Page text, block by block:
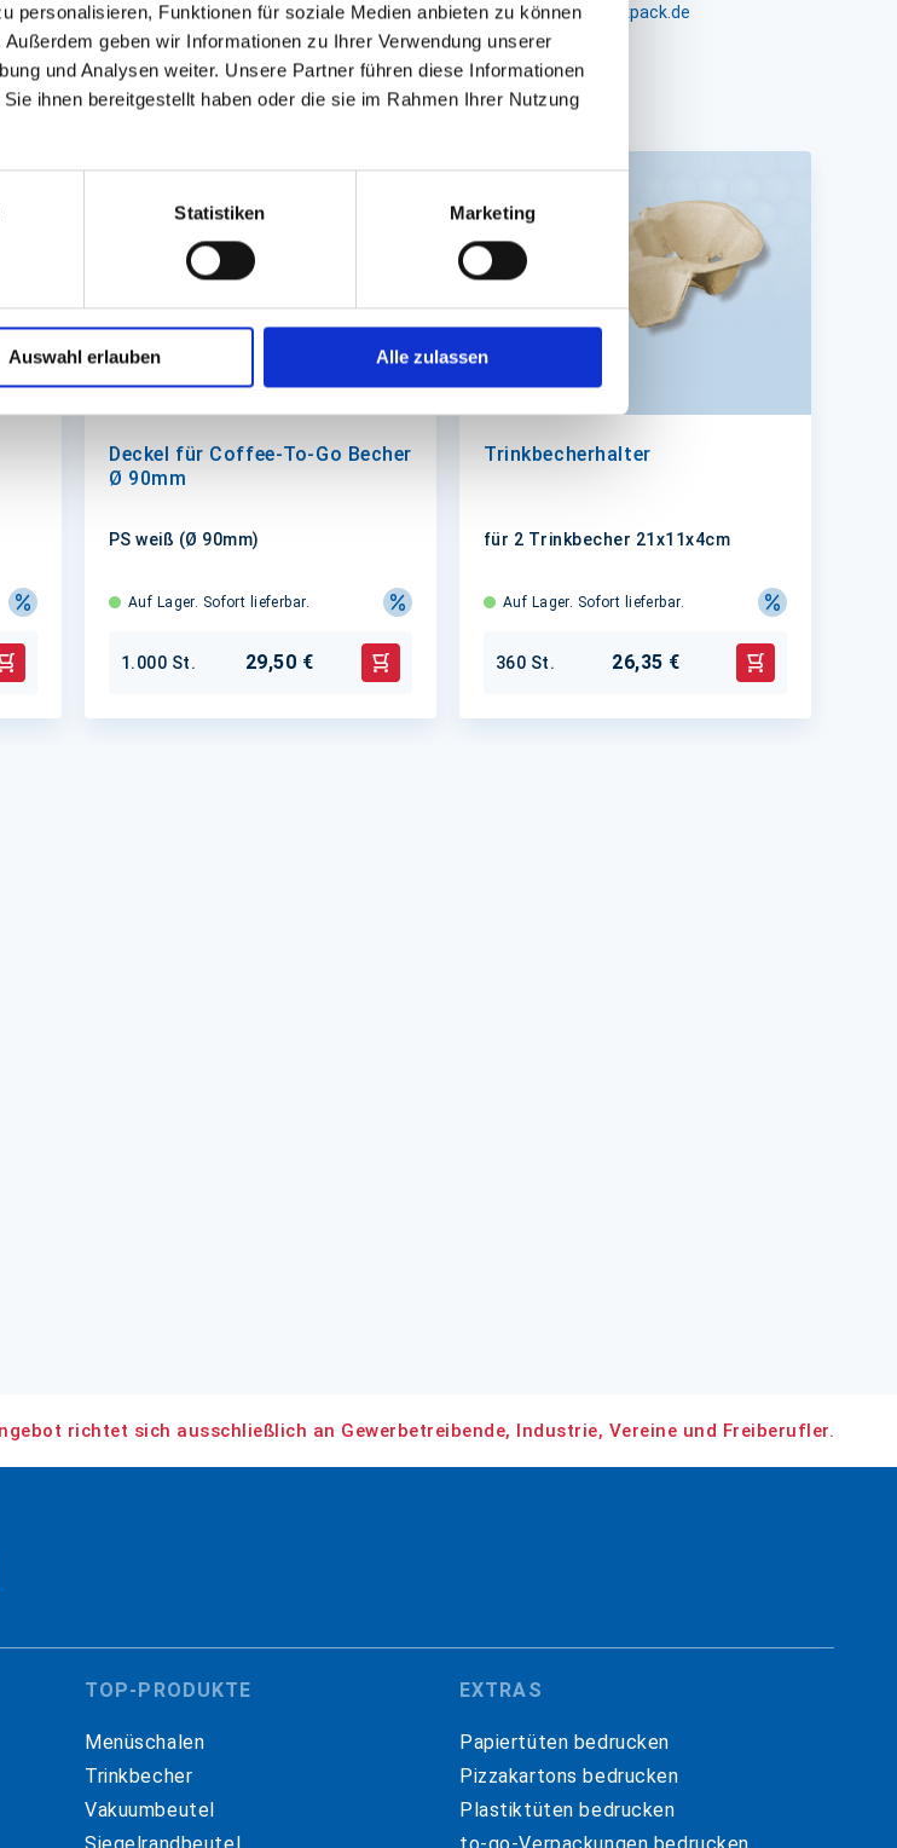
personalisieren, Funktionen für soziale Medien anbieten zu können
geben wir Informationen zu Ihrer Verwendung unserer
und Analysen weiter. Unsere Partner führen diese Informationen
ihnen bereitgestellt haben oder die sie im Rahmen Ihrer Nutzung
Statistiken Marketing
Auswahl erlauben Alle zulassen
packpack.de GmbH, Am Bullhamm 24-26, D-26441 Jever, info@packpack.de
In den Warenkorb
Deckel für Coffee-To-Go Becher
Ø 90mm
PS weiß (Ø 90mm)
Auf Lager. Sofort lieferbar.
1.000 St. 29,50 € In den Warenkorb
Trinkbecherhalter
für 2 Trinkbecher 21x11x4cm
Auf Lager. Sofort lieferbar.
360 St. 26,35 € In den
richtet sich ausschließlich an Gewerbetreibende, Industrie, Vereine und Freiberufler.
TOP-PRODUKTE
Menüschalen
Trinkbecher
Vakuumbeutel
EXTRAS
Papiertüten bedrucken
Pizzakartons bedrucken
Plastiktüten bedrucken